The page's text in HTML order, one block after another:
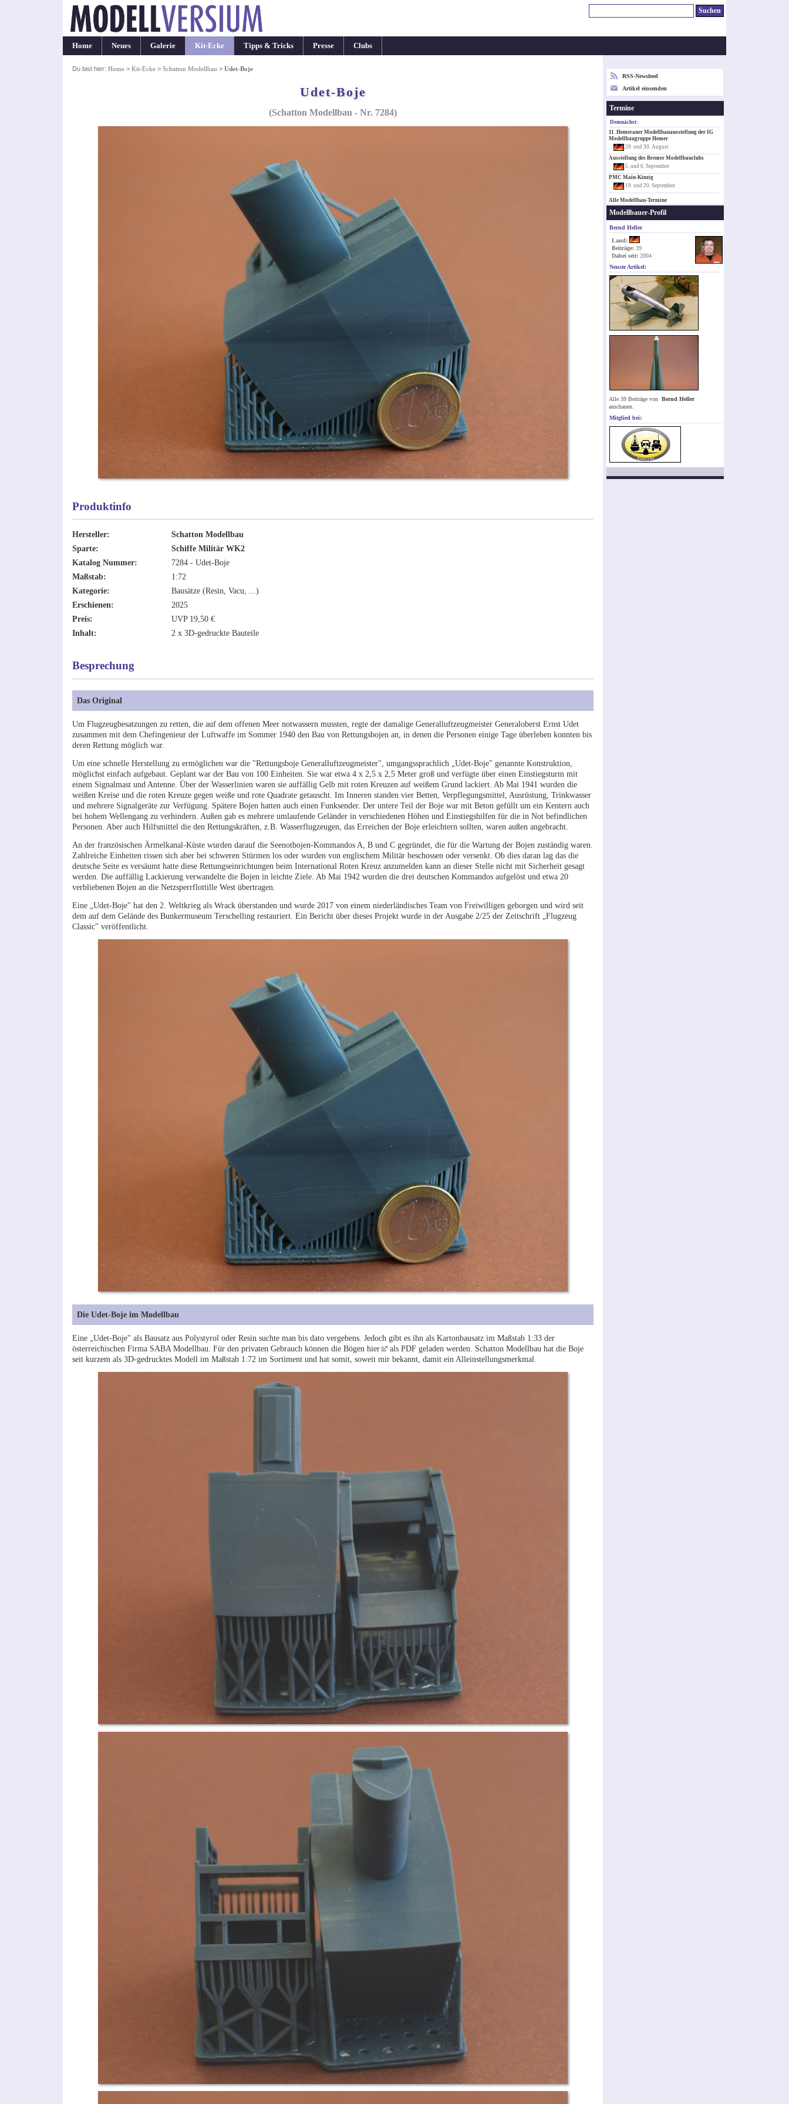
Home Neues Galerie Kit-Ecke Tipps & Tricks Presse Clubs
Du bist hier: Home> Kit-Ecke> Schatton Modellbau > Udet-Boje
Udet-Boje
(Schatton Modellbau - Nr. 7284)
Produktinfo
Hersteller:
Schatton Modellbau
Sparte:
Schiffe Militär WK2
Katalog Nummer:
7284 - Udet-Boje
Maßstab:
1:72
Kategorie:
Bausätze (Resin, Vacu, ...)
Erschienen:
2025
Preis:
UVP 19,50 €
Inhalt:
2 x 3D-gedruckte Bauteile
Besprechung
Das Original
Um Flugzeugbesatzungen zu retten, die auf dem offenen Meer notwassern mussten, regte der damalige Generalluftzeugmeister Generaloberst Ernst Udet
zusammen mit dem Chefingenieur der Luftwaffe im Sommer 1940 den Bau von Rettungsbojen an, in denen die Personen einige Tage überleben konnten bis
deren Rettung möglich war.
Um eine schnelle Herstellung zu ermöglichen war die "Rettungsboje Generalluftzeugmeister", umgangssprachlich „Udet-Boje" genannte Konstruktion,
möglichst einfach aufgebaut. Geplant war der Bau von 100 Einheiten. Sie war etwa 4 x 2,5 x 2,5 Meter groß und verfügte über einen Einstiegsturm mit
einem Signalmast und Antenne. Über der Wasserlinien waren sie auffällig Gelb mit roten Kreuzen auf weißem Grund lackiert. Ab Mai 1941 wurden die
weißen Kreise und die roten Kreuze gegen weiße und rote Quadrate getauscht. Im Inneren standen vier Betten, Verpflegungsmittel, Ausrüstung, Trinkwasser
und mehrere Signalgeräte zur Verfügung. Spätere Bojen hatten auch einen Funksender. Der untere Teil der Boje war mit Beton gefüllt um ein Kentern auch
bei hohem Wellengang zu verhindern. Außen gab es mehrere umlaufende Geländer in verschiedenen Höhen und Einstiegshilfen für die in Not befindlichen
Personen. Aber auch Hilfsmittel die den Rettungskräften, z.B. Wasserflugzeugen, das Erreichen der Boje erleichtern sollten, waren außen angebracht.
An der französischen Ärmelkanal-Küste wurden darauf die Seenotbojen-Kommandos A, B und C gegründet, die für die Wartung der Bojen zuständig waren.
Zahlreiche Einheiten rissen sich aber bei schweren Stürmen los oder wurden von englischem Militär beschossen oder versenkt. Ob dies daran lag das die
deutsche Seite es versäumt hatte diese Rettungseinrichtungen beim International Roten Kreuz anzumelden kann an dieser Stelle nicht mit Sicherheit gesagt
werden. Die auffällig Lackierung verwandelte die Bojen in leichte Ziele. Ab Mai 1942 wurden die drei deutschen Kommandos aufgelöst und etwa 20
verbliebenen Bojen an die Netzsperrflottille West übertragen.
Eine „Udet-Boje" hat den 2. Weltkrieg als Wrack überstanden und wurde 2017 von einem niederländisches Team von Freiwilligen geborgen und wird seit
dem auf dem Gelände des Bunkermuseum Terschelling restauriert. Ein Bericht über dieses Projekt wurde in der Ausgabe 2/25 der Zeitschrift „Flugzeug
Classic" veröffentlicht.
Die Udet-Boje im Modellbau
Eine „Udet-Boje" als Bausatz aus Polystyrol oder Resin suchte man bis dato vergebens. Jedoch gibt es ihn als Kartonbausatz im Maßstab 1:33 der
österreichischen Firma SABA Modellbau. Für den privaten Gebrauch können die Bögen hier
als PDF geladen werden. Schatton Modellbau hat die Boje
seit kurzem als 3D-gedrucktes Modell im Maßstab 1:72 im Sortiment und hat somit, soweit mir bekannt, damit ein Alleinstellungsmerkmal.
RSS-Newsfeed
Artikel einsenden
Termine
Demnächst:
11. Hemeraner Modellbauausstellung der IG
Modellbaugruppe Hemer
29. und 30. August
Ausstellung des Bremer Modellbauclubs
5. und 6. September
PMC Main-Kinzig
19. und 20. September
Alle Modellbau-Termine
Modellbauer-Profil
Bernd Heller
Land:
Beiträge: 39
Dabei seit: 2004
Neuste Artikel:
Alle 39 Beiträge von Bernd Heller
anschauen.
Mitglied bei: